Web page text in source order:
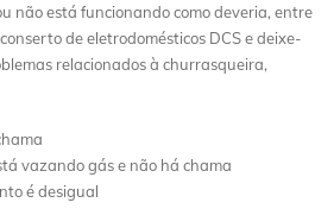
não está funcionando como deveria, entre
de eletrodomésticos DCS e deixe-
relacionados à churrasqueira,
vazando gás e não há chama
é desigual